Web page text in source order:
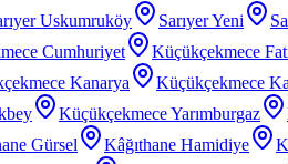
Uskumruköy Sarıyer Yeni
Cumhuriyet Küçükçekmece
Kanarya Küçükçekmece
Küçükçekmece Yarımburgaz
Gürsel Kâğıthane Hamidiye